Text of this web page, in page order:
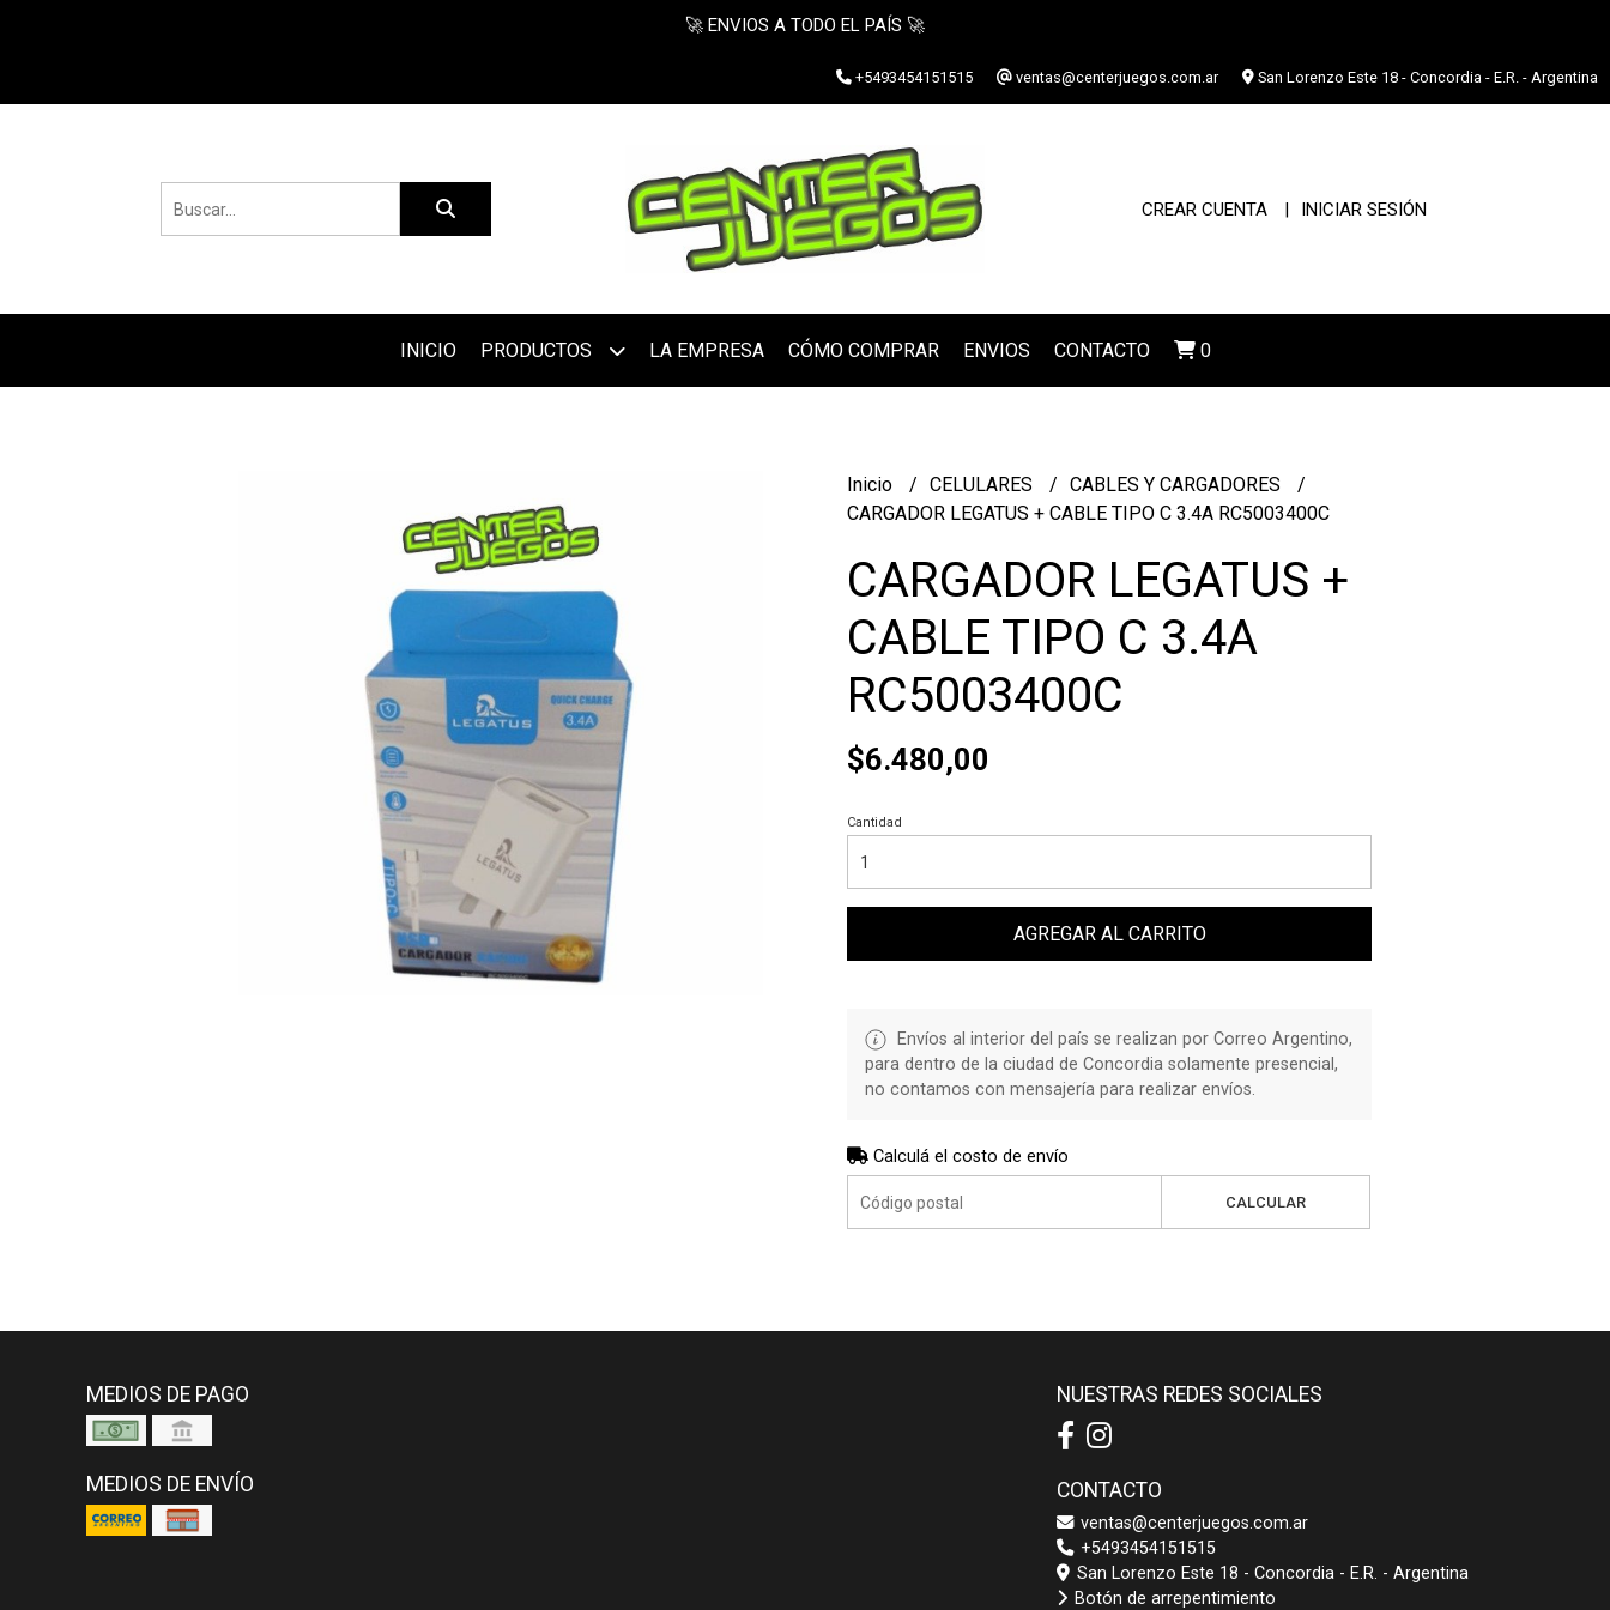
🚀 ENVIOS A TODO EL PAÍS 🚀
+5493454151515 ventas@centerjuegos.com.ar San Lorenzo Este 18 - Concordia - E.R. - Argentina
CREAR CUENTA INICIAR SESIÓN
INICIO PRODUCTOS LA EMPRESA CÓMO COMPRAR ENVIOS CONTACTO 0
Inicio CELULARES
CABLES Y CARGADORES
CARGADOR LEGATUS + CABLE TIPO C 3.4A RC5003400C
CARGADOR LEGATUS +
CABLE TIPO C 3.4A
RC5003400C
$6.480,00
Cantidad
AGREGAR AL CARRITO
Envíos al interior del país se realizan por Correo Argentino,
para dentro de la ciudad de Concordia solamente presencial,
no contamos con mensajería para realizar envíos.
Calculá el costo de envío
CALCULAR
MEDIOS DE PAGO
MEDIOS DE ENVÍO
NUESTRAS REDES SOCIALES
CONTACTO
ventas@centerjuegos.com.ar
+5493454151515
San Lorenzo Este 18 - Concordia - E.R. - Argentina
Botón de arrepentimiento